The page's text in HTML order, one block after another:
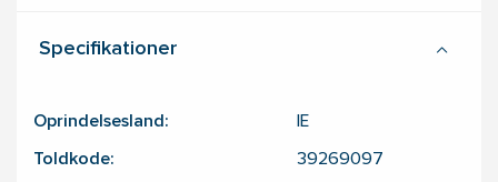
Specifikationer
Oprindelsesland: IE
Toldkode: 39269097